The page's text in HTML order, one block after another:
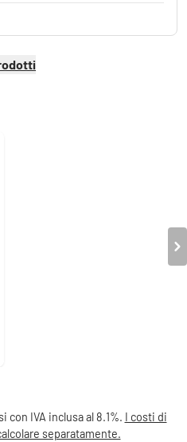
IVA inclusa al 8.1%. I costi di
separatamente.